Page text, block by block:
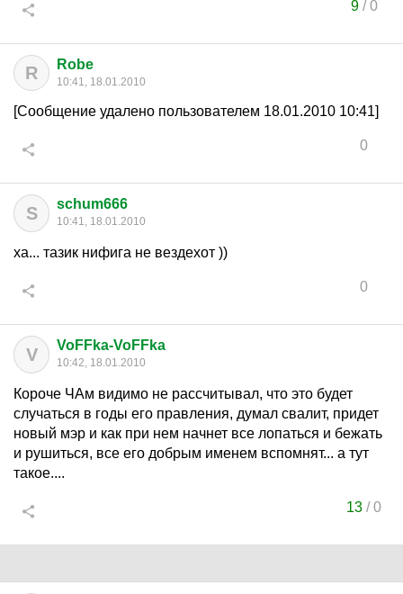
9/0
R Robe
10:41, 18.01.2010
[Сообщение удалено пользователем 18.01.2010 10:41]
0
S schum666
10:41, 18.01.2010
ха... тазик нифига не вездехот ))
0
V VoFFka-VoFFka
10:42, 18.01.2010
Короче ЧАм видимо не рассчитывал, что это будет
случаться в годы его правления, думал свалит, придет
новый мэр и как при нем начнет все лопаться и бежать
и рушиться, все его добрым именем вспомнят... а тут
такое....
13 /0